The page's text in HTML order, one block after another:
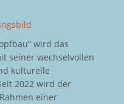
wird das
seiner wechselvollen
kulturelle
2022 wird der
einer